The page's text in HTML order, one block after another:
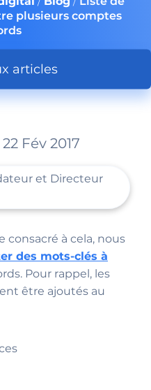
plusieurs comptes
articles
Fév 2017
et Directeur
consacré à cela, nous
des mots-clés à
Pour rappel, les
être ajoutés au